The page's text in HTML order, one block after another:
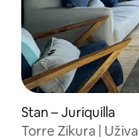
Stan – Juriquilla
Torre Zikura |